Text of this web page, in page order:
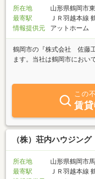
所在地
山形県鶴岡市
最寄駅
ＪＲ羽越本線
情報提供元
アットホーム
鶴岡市の『株式会社 佐藤
ます。当社は鶴岡市におい
建築全般を行っております
をお考えの方は是非一度ご
ております。当社の管理物
め、入居者の皆様の快適な
岡市での不動産探しは是非
この
賃
（株）荘内ハウジング
所在地
山形県鶴岡市
最寄駅
ＪＲ羽越本線